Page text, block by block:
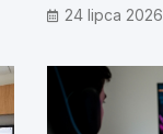
24 lipca 2026